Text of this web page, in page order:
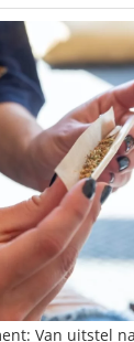
Van uitstel